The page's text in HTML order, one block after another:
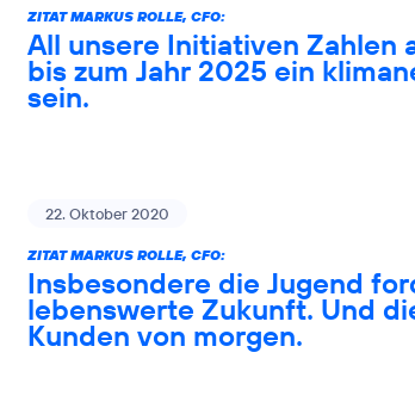
ZITAT MARKUS ROLLE, CFO:
All unsere Initiativen Zahlen
bis zum Jahr 2025 ein
sein.
22. Oktober 2020
ZITAT MARKUS ROLLE, CFO:
Insbesondere die Jugend
lebenswerte Zukunft. Und
Kunden von morgen.